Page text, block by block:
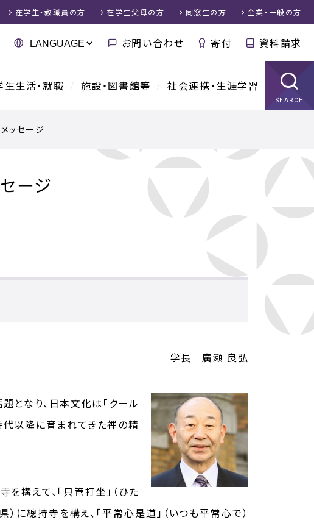
生生活・就職 施設・図書館等 社会連携・生涯学習
SEARCH
在学生・教職員 の方 在学生父母の方 同窓生の方 企業・一般の方
お問い合わせ 寄付 資料請求
ッセージ
ージ
学長 廣瀬 良弘
となり、日本文化は「クール
代以降に育まれてきた禅の精
構えて、「只管打坐」（ひた
に總持寺を構え、「平常心是道」（いつも平常心で）